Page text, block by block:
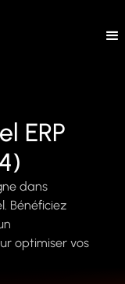
ERP
dans
Bénéficiez
optimiser vos